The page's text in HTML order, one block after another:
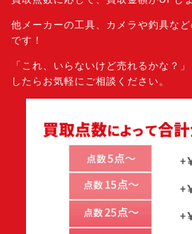
他メーカーの工具、カメラや釣具な
です！
「これ、いらないけど売れるかな？
したら お気軽にご相談ください。